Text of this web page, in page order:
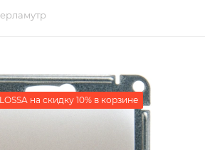
на скидку 10% в корзине